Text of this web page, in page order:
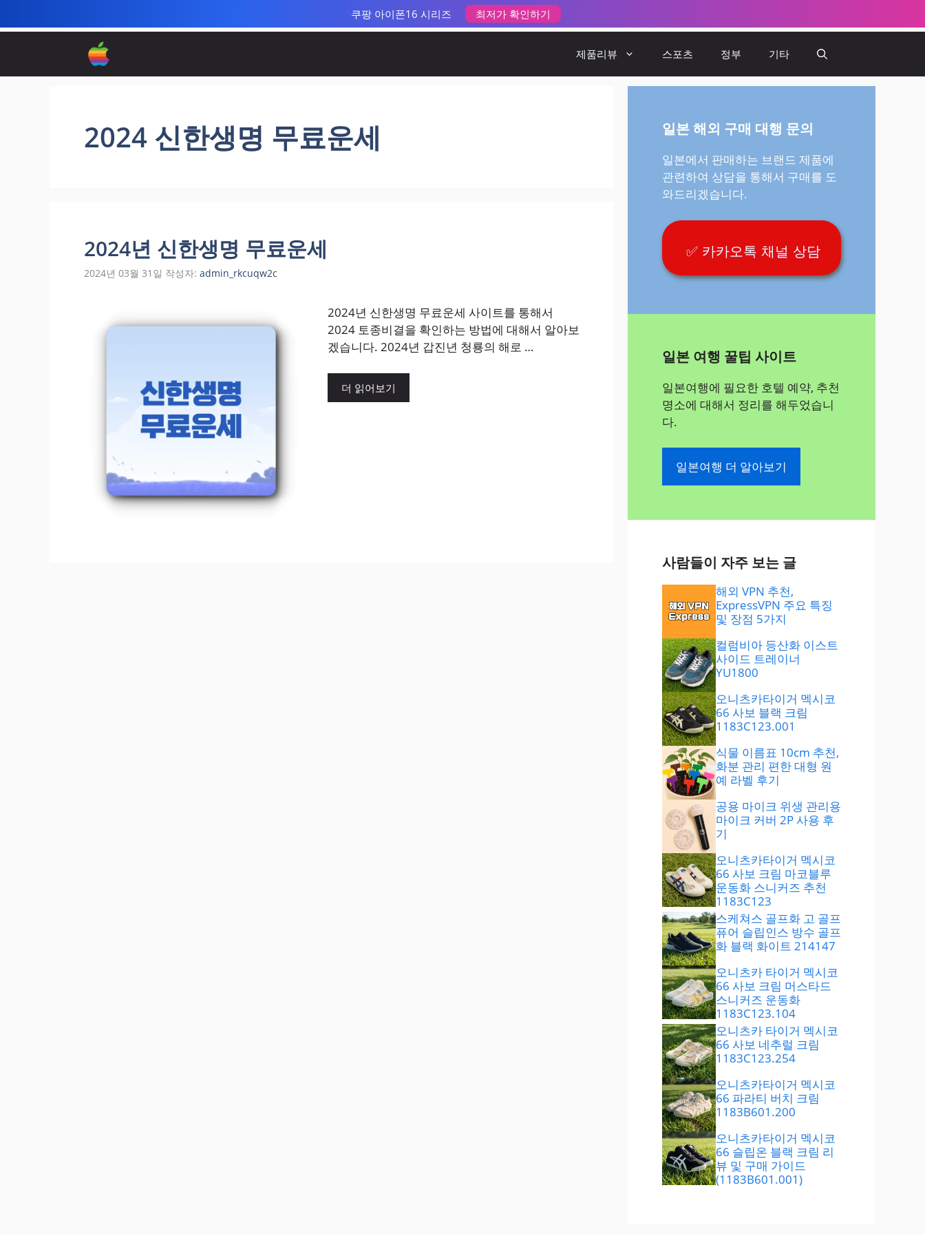
쿠팡 아이폰16 시리즈 최저가 확인하기
컨
제품리뷰 스포츠 정부 기타
2024 신한생명 무료운세
2024년 신한생명 무료운세
2024년 03월 31일 작성자: admin_rkcuqw2c
2024년 신한생명 무료운세 사이트를 통해서
2024 토종비결을 확인하는 방법에 대해서 알아보
겠습니다. 2024년 갑진년 청룡의 해로 …
더 읽어보기
일본 해외 구매 대행 문의
일본에서 판매하는 브랜드 제품에
관련하여 상담을 통해서 구매를 도
와드리겠습니다.
✅ 카카오톡 채널 상담
일본 여행 꿀팁 사이트
일본여행에 필요한 호텔 예약, 추천
명소에 대해서 정리를 해두었습니
다.
일본여행 더 알아보기
사람들이 자주 보는 글
해외 VPN 추천,
ExpressVPN 주요 특징
및 장점 5가지
컬럼비아 등산화 이스트
사이드 트레이너
YU1800
오니츠카타이거 멕시코
66 사보 블랙 크림
1183C123.001
식물 이름표 10cm 추천,
화분 관리 편한 대형 원
예 라벨 후기
공용 마이크 위생 관리용
마이크 커버 2P 사용 후
기
오니츠카타이거 멕시코
66 사보 크림 마코블루
운동화 스니커즈 추천
1183C123
스케쳐스 골프화 고 골프
퓨어 슬립인스 방수 골프
화 블랙 화이트 214147
오니츠카 타이거 멕시코
66 사보 크림 머스타드
스니커즈 운동화
1183C123.104
오니츠카 타이거 멕시코
66 사보 네추럴 크림
1183C123.254
오니츠카타이거 멕시코
66 파라티 버치 크림
1183B601.200
오니츠카타이거 멕시코
66 슬립온 블랙 크림 리
뷰 및 구매 가이드
(1183B601.001)